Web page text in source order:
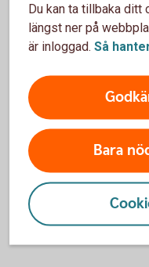
kortsiktigt istället för att
För mig är det viktigt
rådgivningen och att
att uppnå de mål man
Vi skall inte försöka
utan tänka långsiktigt
diversifierade och
alla ”heta trender” och
där man kan ta
Tack Benka och Stefan
Du kan ta tillbaka ditt
längst ner på
är inloggad. Så
Bara